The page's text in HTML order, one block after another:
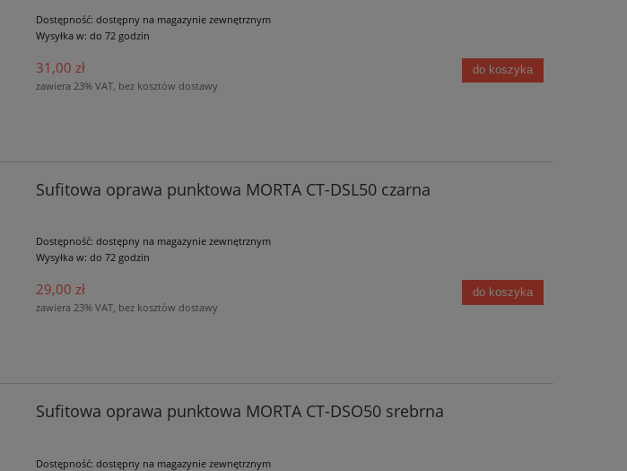
Dostępność: dostępny na magazynie zewnętrznym
Wysyłka w: do 72 godzin
31,00 zł
zawiera 23% VAT, bez kosztów dostawy
do koszyka
Sufitowa oprawa punktowa MORTA CT-DSL50 czarna
Dostępność: dostępny na magazynie zewnętrznym
Wysyłka w: do 72 godzin
29,00 zł
zawiera 23% VAT, bez kosztów dostawy
do koszyka
Sufitowa oprawa punktowa MORTA CT-DSO50 srebrna
Dostępność: dostępny na magazynie zewnętrznym